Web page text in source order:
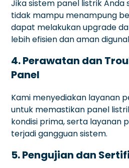
Jika sistem panel listrik Anda
tidak mampu menampung
dapat melakukan upgrade
lebih efisien dan aman
4. Perawatan dan
Panel
Kami menyediakan layanan
untuk memastikan panel
kondisi prima, serta layanan
terjadi gangguan sistem.
5. Pengujian dan